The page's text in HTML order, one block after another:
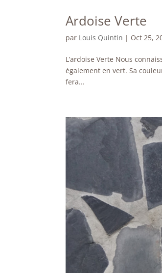
Ardoise Verte
par Louis Quintin | Oct 25,
L’ardoise Verte Nous
également en vert. Sa
fera...